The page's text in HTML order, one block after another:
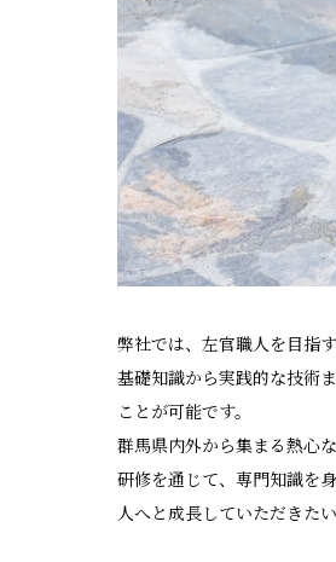
弊社では、左官職人を目指
基礎知識から実践的な技術
ことが可能です。
群馬県内外から集まる熱心
研修を通じて、専門知識を
人へと成長していただきた